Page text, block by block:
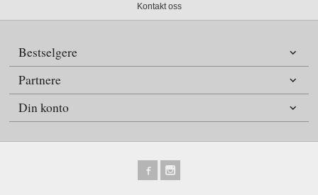
Kontakt oss
Bestselgere
Partnere
Din konto